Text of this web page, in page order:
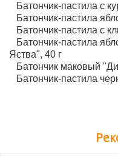
Батончик-пастила с
Батончик-пастила
Батончик-пастила с
Батончик-пастила
Яства", 40 г
Батончик маковый
Батончик-пастила